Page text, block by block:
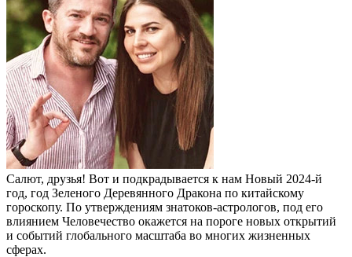
Салют, друзья! Вот и подкрадывается к нам Новый 2024-й
год, год Зеленого Деревянного Дракона по китайскому
гороскопу. По утверждениям знатоков-астрологов, под его
влиянием Человечество окажется на пороге новых открытий
и событий глобального масштаба во многих жизненных
сферах.